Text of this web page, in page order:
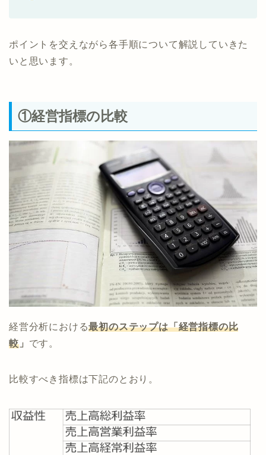
ポイントを交えながら各手順について解説していきた
いと思います。
①経営指標の比較
経営分析における最初のステップは「経営指標の比
較」 です。
比較すべき指標は下記のとおり。